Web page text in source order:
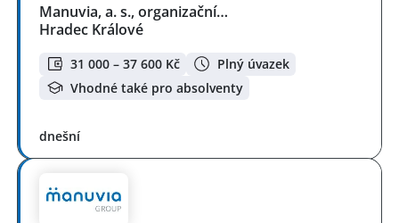
Manuvia, a. s., organizační…
Hradec Králové
31 000 – 37 600 Kč
Plný úvazek
Vhodné také pro absolventy
dnešní